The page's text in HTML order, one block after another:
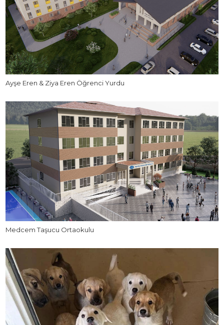
Ayşe Eren & Ziya Eren Öğrenci Yurdu
Medcem Taşucu Ortaokulu